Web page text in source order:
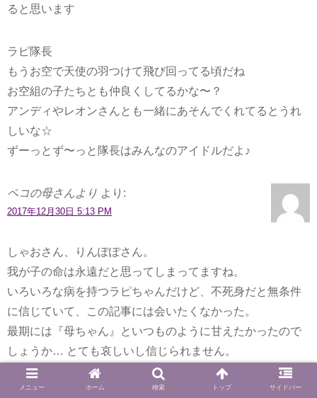
ると思います
ラピ隊長
もうお空で天使の羽つけて飛び回ってる頃だね
お空組の子たちとも仲良くしてるかな〜？
アンディやレオンさんとも一緒にあそんでくれてるとうれ
しいな☆
ずーっとず〜っと隊長はみんなのアイドルだよ♪
ペコの母さんより より:
2017年12月30日 5:13 PM
しゃおさん、りんぽぽさん。
我が子の命は永遠だと思ってしまってますね。
いろいろな病を持つラピちゃんだけど、不死身だと無条件
に信じていて、この記事には会いたくなかった。
最期には『母ちゃん』といつものように甘えたかったので
しょうか… とても哀しいし信じられません。
2人の母さんに愛されて、きっと幸せだったに違いありませ
ん。
メニュー ホーム 検索 トップ サイドバー